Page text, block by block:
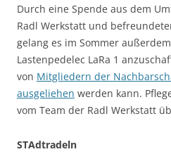
Durch eine Spende aus dem
Radl Werkstatt und
gelang es im Sommer
Lastenpedelec LaRa 1
von Mitgliedern der
ausgeliehen werden kann.
vom Team der Radl Werkstatt
STAdtradeln